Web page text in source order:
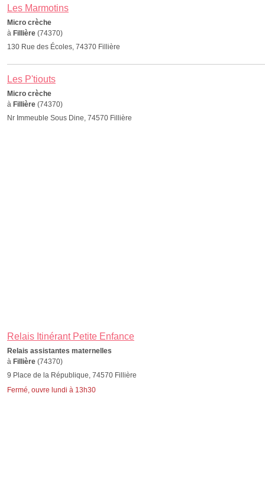
Les Marmotins
Micro crèche
à Fillière (74370)
130 Rue des Écoles, 74370 Fillière
Les P'tiouts
Micro crèche
à Fillière (74370)
Nr Immeuble Sous Dine, 74570 Fillière
Relais Itinérant Petite Enfance
Relais assistantes maternelles
à Fillière (74370)
9 Place de la République, 74570 Fillière
Fermé, ouvre lundi à 13h30